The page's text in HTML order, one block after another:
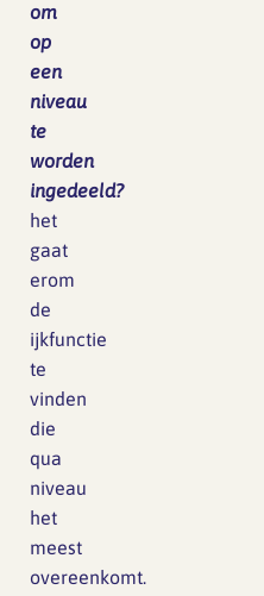
om
op
een
niveau
te
worden
ingedeeld?
het
gaat
erom
de
ijkfunctie
te
vinden
die
qua
niveau
het
meest
overeenkomt.